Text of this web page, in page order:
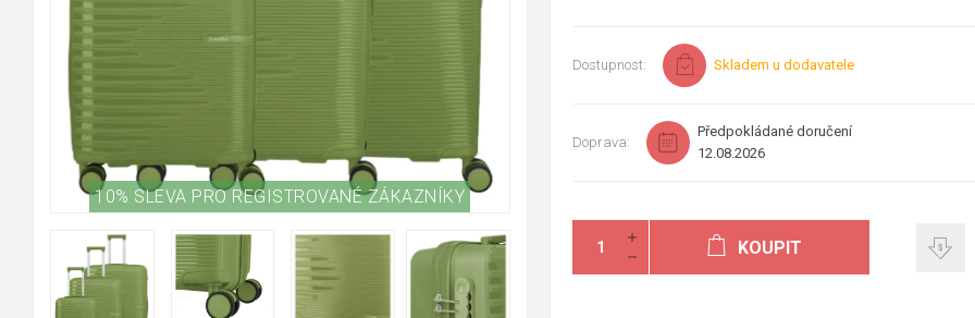
10% SLEVA PRO REGISTROVANÉ ZÁKAZNÍKY
Dostupnost: Skladem u dodavatele
Doprava:
Předpokládané doručení
12.08.2026
KOUPIT